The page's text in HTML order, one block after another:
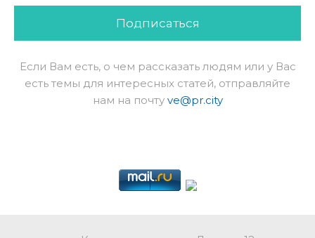
Подписаться
Если Вам есть, о чем рассказать людям или у Вас
есть темы для интересных статей, отправляйте
нам на почту ve@pr.city